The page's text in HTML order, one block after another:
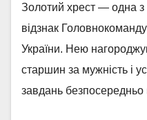
Золотий хрест — одна з
відзнак
України. Нею
старшин за мужність і
завдань